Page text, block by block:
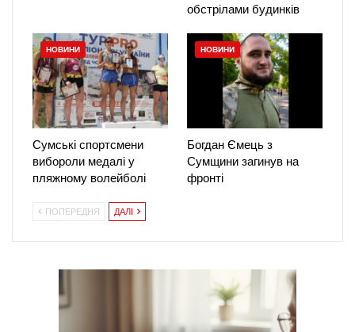
обстрілами будинків
НОВИНИ
Сумські спортсмени
вибороли медалі у
пляжному волейболі
НОВИНИ
Богдан Ємець з
Сумщини загинув на
фронті
ПОПЕРЕДНЯ ДАЛІ